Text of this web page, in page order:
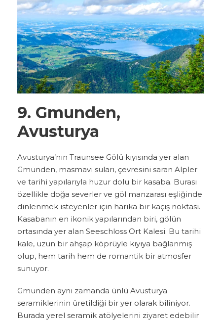
9. Gmunden,
Avusturya
Avusturya’nın Traunsee Gölü kıyısında yer alan
Gmunden, masmavi suları, çevresini saran Alpler
ve tarihi yapılarıyla huzur dolu bir kasaba. Burası
özellikle doğa severler ve göl manzarası eşliğinde
dinlenmek isteyenler için harika bir kaçış noktası.
Kasabanın en ikonik yapılarından biri, gölün
ortasında yer alan Seeschloss Ort Kalesi. Bu tarihi
kale, uzun bir ahşap köprüyle kıyıya bağlanmış
olup, hem tarih hem de romantik bir atmosfer
sunuyor.
Gmunden aynı zamanda ünlü Avusturya
seramiklerinin üretildiği bir yer olarak biliniyor.
Burada yerel seramik atölyelerini ziyaret edebilir